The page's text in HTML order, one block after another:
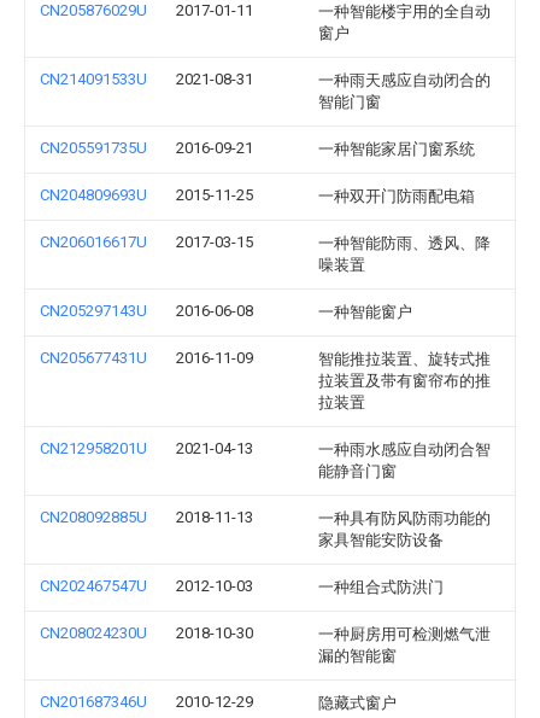
CN205876029U 2017-01-11
一种智能楼宇用的全自动
窗户
CN214091533U 2021-08-31
一种雨天感应自动闭合的
智能门窗
CN205591735U 2016-09-21 一种智能家居门窗系统
CN204809693U 2015-11-25 一种双开门防雨配电箱
CN206016617U 2017-03-15
一种智能防雨、透风、降
噪装置
CN205297143U 2016-06-08 一种智能窗户
CN205677431U 2016-11-09
智能推拉装置、旋转式推
拉装置及带有窗帘布的推
拉装置
CN212958201U 2021-04-13
一种雨水感应自动闭合智
能静音门窗
CN208092885U 2018-11-13
一种具有防风防雨功能的
家具智能安防设备
CN202467547U 2012-10-03 一种组合式防洪门
CN208024230U 2018-10-30
一种厨房用可检测燃气泄
漏的智能窗
CN201687346U 2010-12-29 隐藏式窗户